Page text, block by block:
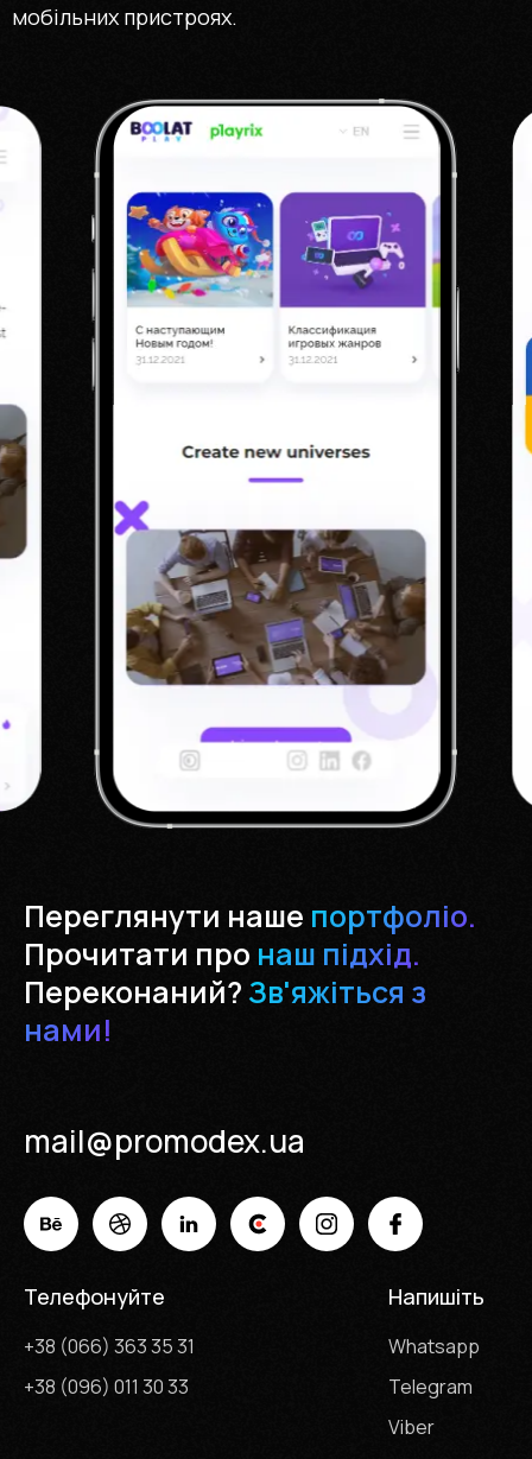
мобільних пристроях.
Переглянути наше портфоліо.
Прочитати про наш підхід.
Переконаний? Зв'яжіться з
нами!
mail@promodex.ua
Телефонуйте
+38 (066) 363 35 31
+38 (096) 011 30 33
Напишіть
Whatsapp
Telegram
Viber